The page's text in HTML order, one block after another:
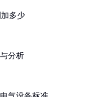
多少
分析